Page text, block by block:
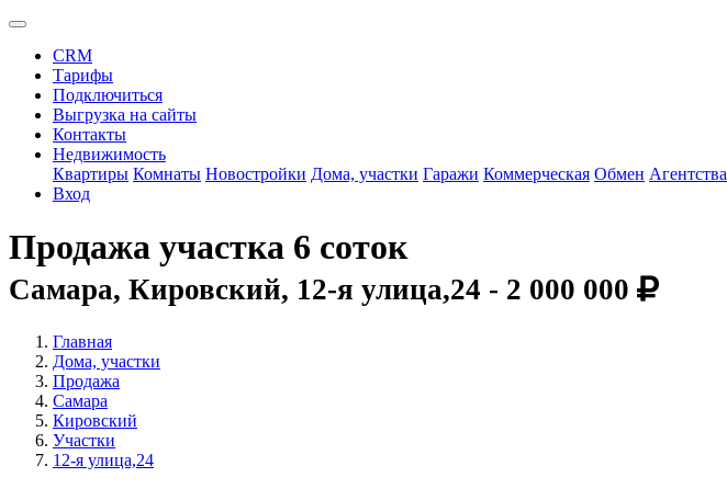
CRM
Тарифы
Подключиться
Выгрузка на сайты
Контакты
Недвижимость
Квартиры Комнаты Новостройки Дома, участки Гаражи Коммерческая Обмен Агентства
Вход
Продажа участка 6 соток
Самара, Кировский, 12-я улица,24 - 2 000 000
Главная
Дома, участки
Продажа
Самара
Кировский
Участки
12-я улица,24